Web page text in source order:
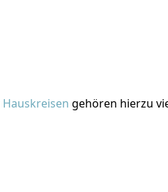
Hauskreisen gehören hierzu